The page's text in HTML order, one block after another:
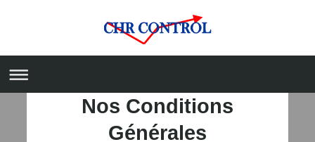
Nos Conditions
Générales